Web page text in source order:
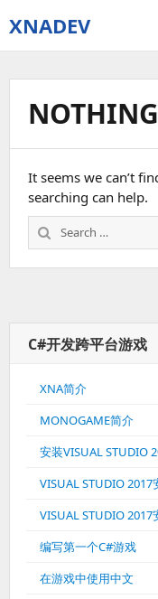
XNADEV
It seems we can’t
searching can help.
Search
for:
C#开发跨平台游戏
XNA简介
MONOGAME简介
安装VISUAL STUDIO
VISUAL STUDIO 2017
VISUAL STUDIO
编写第一个C#游戏
在游戏中使用中文